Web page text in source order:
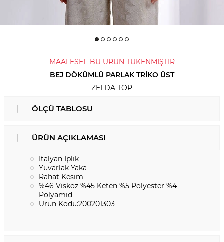
MAALESEF BU ÜRÜN TÜKENMİŞTİR
BEJ DÖKÜMLÜ PARLAK TRIKO ÜST
ZELDA TOP
ÖLÇÜ TABLOSU
ÜRÜN AÇIKLAMASI
İtalyan İplik
Yuvarlak Yaka
Rahat Kesim
%46 Viskoz %45 Keten %5 Polyester %4
Polyamid
Ürün Kodu:200201303